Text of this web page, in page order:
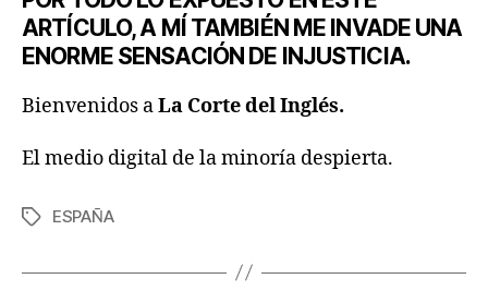
ARTÍCULO, A MÍ TAMBIÉN ME INVADE UNA
ENORME SENSACIÓN DE INJUSTICIA.
Bienvenidos aLa Corte del Inglés.
El medio digital de la minoría despierta.
Etiquetas
ESPAÑA